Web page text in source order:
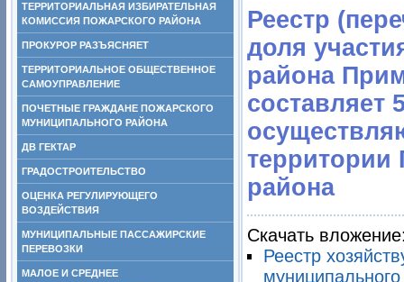
ТЕРРИТОРИАЛЬНАЯ ИЗБИРАТЕЛЬНАЯ
КОМИССИЯ ПОЖАРСКОГО РАЙОНА
ПРОКУРОР РАЗЪЯСНЯЕТ
ТЕРРИТОРИАЛЬНОЕ ОБЩЕСТВЕННОЕ
САМОУПРАВЛЕНИЕ
ПОЧЕТНЫЕ ГРАЖДАНЕ ПОЖАРСКОГО
МУНИЦИПАЛЬНОГО РАЙОНА
ДВ ГЕКТАР
ГРАДОСТРОИТЕЛЬСТВО
ОЦЕНКА РЕГУЛИРУЮЩЕГО
ВОЗДЕЙСТВИЯ
МУНИЦИПАЛЬНЫЕ ПАССАЖИРСКИЕ
ПЕРЕВОЗКИ
МАЛОЕ И СРЕДНЕЕ
Реестр
доля
района
составляет
территории
района
Скачать
Реестр